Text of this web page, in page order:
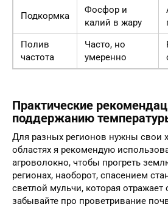
Подкормка
Фосфор и
калий в жару
Полив
частота
Часто, но
умеренно
Практические
поддержанию
Для разных регионов нужны свои
областях я рекомендую
агроволокно, чтобы прогреть
регионах, наоборот, спасением
светлой мульчи, которая
забывайте про проветривание